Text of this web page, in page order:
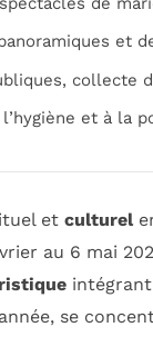
et
collecte
et à la
et culturel
au 6 mai
se